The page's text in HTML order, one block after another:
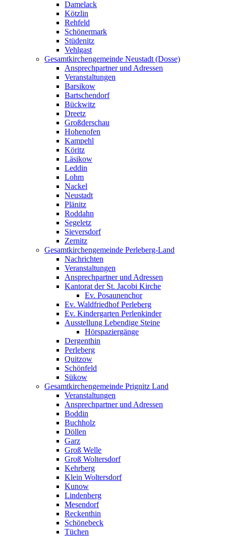
Damelack
Kötzlin
Rehfeld
Schönermark
Stüdenitz
Vehlgast
Gesamtkirchengemeinde Neustadt (Dosse)
Ansprechpartner und Adressen
Veranstaltungen
Barsikow
Bartschendorf
Bückwitz
Dreetz
Großderschau
Hohenofen
Kampehl
Köritz
Läsikow
Leddin
Lohm
Nackel
Neustadt
Plänitz
Roddahn
Segeletz
Sieversdorf
Zernitz
Gesamtkirchengemeinde Perleberg-Land
Nachrichten
Veranstaltungen
Ansprechpartner und Adressen
Kantorat der St. Jacobi Kirche
Ev. Posaunenchor
Ev. Waldfriedhof Perleberg
Ev. Kindergarten Perlenkinder
Ausstellung Lebendige Steine
Hörspaziergänge
Dergenthin
Perleberg
Quitzow
Schönfeld
Sükow
Gesamtkirchengemeinde Prignitz Land
Veranstaltungen
Ansprechpartner und Adressen
Boddin
Buchholz
Döllen
Garz
Groß Welle
Groß Woltersdorf
Kehrberg
Klein Woltersdorf
Kunow
Lindenberg
Mesendorf
Reckenthin
Schönebeck
Tüchen